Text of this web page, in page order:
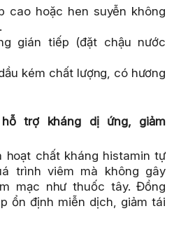
cao hoặc hen suyễn không
gián tiếp (đặt chậu nước
kém chất lượng, có hương
trợ kháng dị ứng, giảm
hoạt chất kháng histamin tự
trình viêm mà không gây
mạc như thuốc tây. Đồng
ổn định miễn dịch, giảm tái